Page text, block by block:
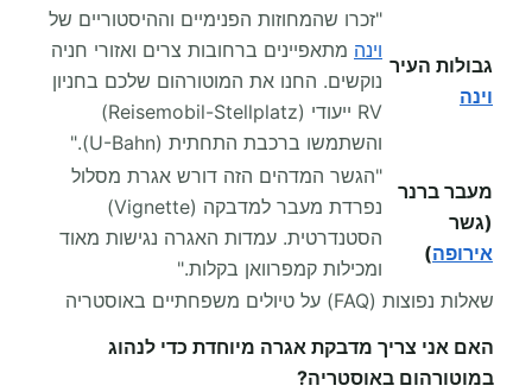
גבולות העיר
וינה
"זכרו שהמחוזות הפנימיים וההיסטוריים של
וינה מתאפיינים ברחובות צרים ואזורי חניה
נוקשים. החנו את המוטורהום שלכם בחניון
RV ייעודי (Reisemobil-Stellplatz)
והשתמשו ברכבת התחתית (U-Bahn)."
מעבר ברנר
(גשר
אירופה)
"הגשר המדהים הזה דורש אגרת מסלול
נפרדת מעבר למדבקה (Vignette)
הסטנדרטית. עמדות האגרה נגישות מאוד
ומכילות קמפרוואן בקלות."
שאלות נפוצות (FAQ) על טיולים משפחתיים באוסטריה
האם אני צריך מדבקת אגרה מיוחדת כדי לנהוג
במוטורהום באוסטריה?